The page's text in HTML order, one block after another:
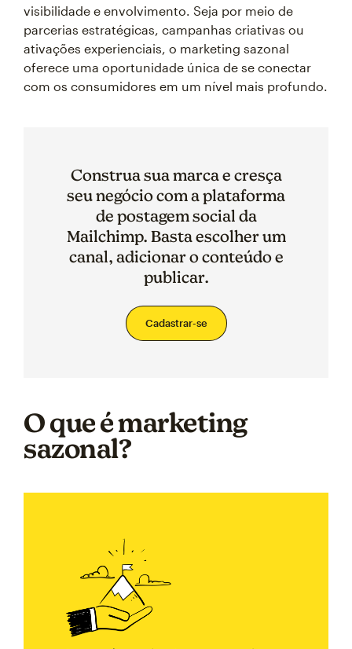
visibilidade e envolvimento. Seja por meio de
parcerias estratégicas, campanhas criativas ou
ativações experienciais, o marketing sazonal
oferece uma oportunidade única de se conectar
com os consumidores em um nível mais profundo.
Construa sua marca e cresça
seu negócio com a plataforma
de postagem social da
Mailchimp. Basta escolher um
canal, adicionar o conteúdo e
publicar.
Cadastrar-se
O que é marketing
sazonal?